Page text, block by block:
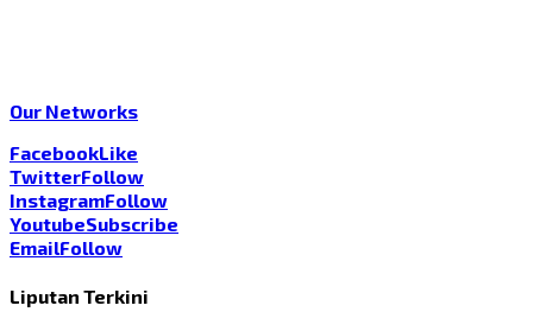
Our Networks
FacebookLike
TwitterFollow
InstagramFollow
YoutubeSubscribe
EmailFollow
Liputan Terkini